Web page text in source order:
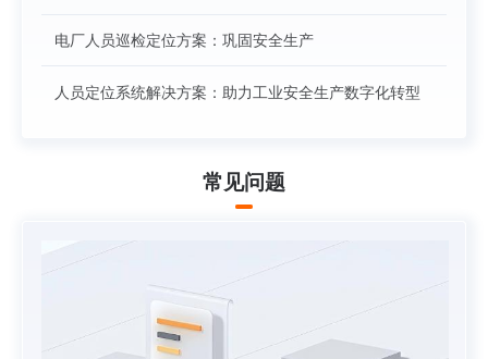
电厂人员巡检定位方案：巩固安全生产
人员定位系统解决方案：助力工业安全生产数字化转型
常见问题